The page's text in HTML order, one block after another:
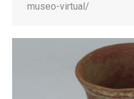
museo-virtual/